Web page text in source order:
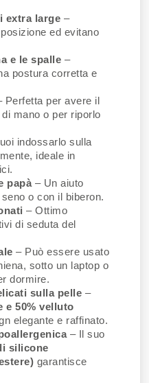
extra large –
ed evitano
e le spalle –
postura corretta e
Perfetta per avere il
mano o per riporlo
indossarlo sulla
ideale in
papà – Un aiuto
o con il biberon.
– Ottimo
di seduta del
– Può essere usato
sotto un laptop o
dormire.
sulla pelle –
e 50% velluto
elegante e raffinato.
– Il suo
silicone
garantisce